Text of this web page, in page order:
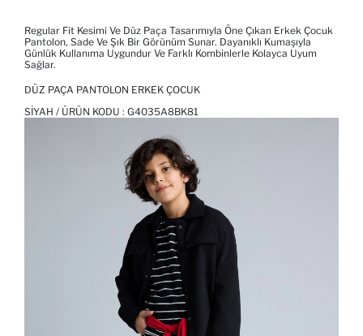
Regular Fit Kesimi Ve Düz Paça Tasarımıyla Öne Çıkan Erkek Çocuk
Pantolon, Sade Ve Şık Bir Görünüm Sunar. Dayanıklı Kumaşıyla
Günlük Kullanıma Uygundur Ve Farklı Kombinlerle Kolayca Uyum
Sağlar.
DÜZ PAÇA PANTOLON ERKEK ÇOCUK
SIYAH / ÜRÜN KODU : G4035A8BK81